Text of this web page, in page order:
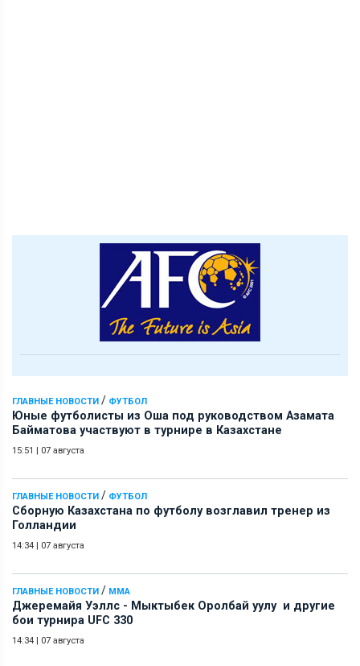
ГЛАВНЫЕ НОВОСТИ / ФУТБОЛ
Юные футболисты из Оша под руководством Азамата
Байматова участвуют в турнире в Казахстане
15:51 | 07 августа
ГЛАВНЫЕ НОВОСТИ / ФУТБОЛ
Сборную Казахстана по футболу возглавил тренер из
Голландии
14:34 | 07 августа
ГЛАВНЫЕ НОВОСТИ / ММА
Джеремайя Уэллс - Мыктыбек Оролбай уулу и другие
бои турнира UFC 330
14:34 | 07 августа